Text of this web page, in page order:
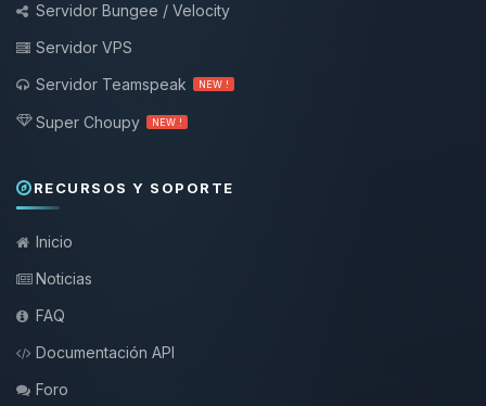
Servidor Bungee / Velocity
Servidor VPS
Servidor Teamspeak
NEW !
Super Choupy NEW !
RECURSOS Y SOPORTE
Inicio
Noticias
FAQ
Documentación API
Foro